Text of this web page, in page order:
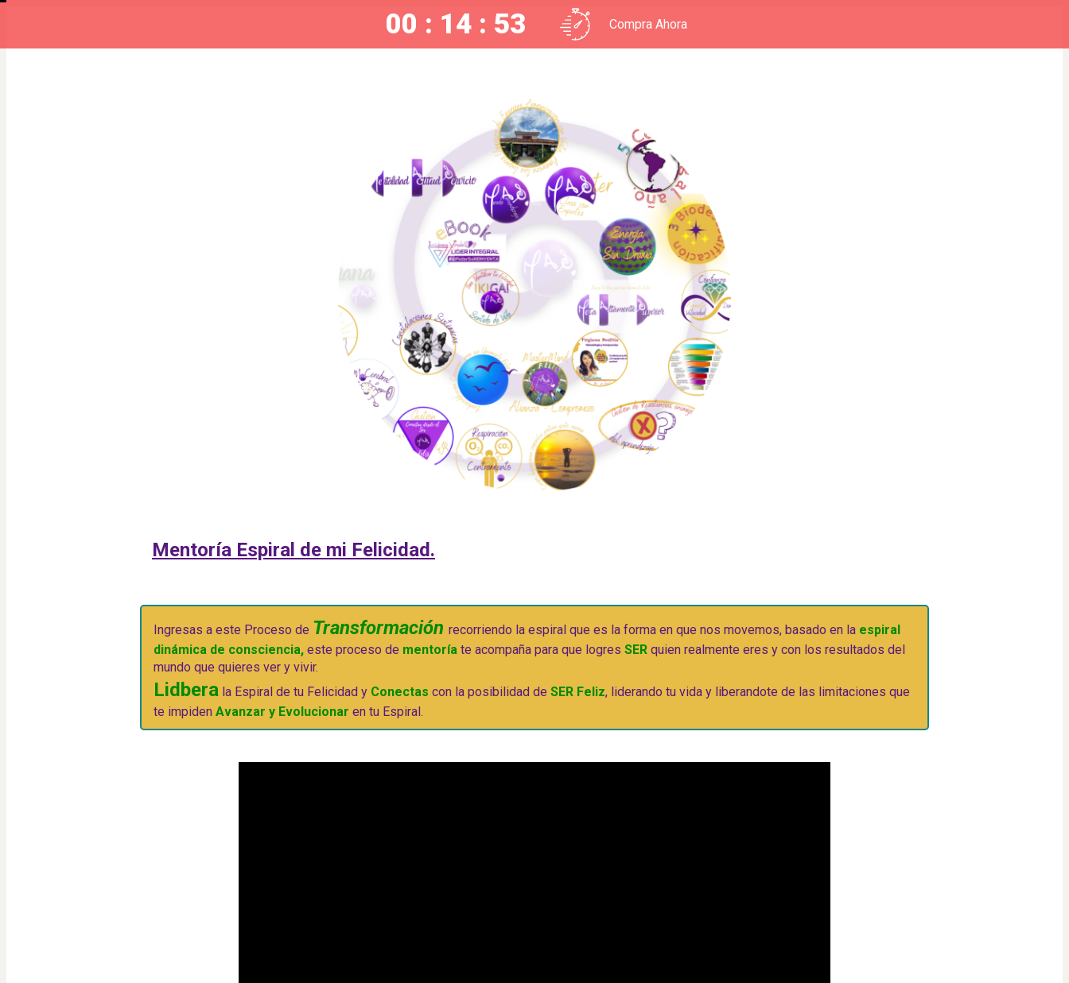
00 : 14 : 52 Compra Ahora
Mentoría Espiral de mi Felicidad.
Ingresas a este Proceso de Transformación recorriendo la espiral que es la forma en que nos movemos, basado en la espiral
dinámica de consciencia, este proceso de mentoría te acompaña para que logres SER quien realmente eres y con los resultados del
mundo que quieres ver y vivir.
Lidbera la Espiral de tu Felicidad y Conectas con la posibilidad de SER Feliz, liderando tu vida y liberandote de las limitaciones que
te impiden Avanzar y Evolucionar en tu Espiral.